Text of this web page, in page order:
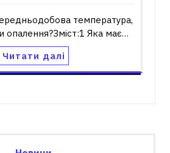
температура,
Яка має…
Читати далі